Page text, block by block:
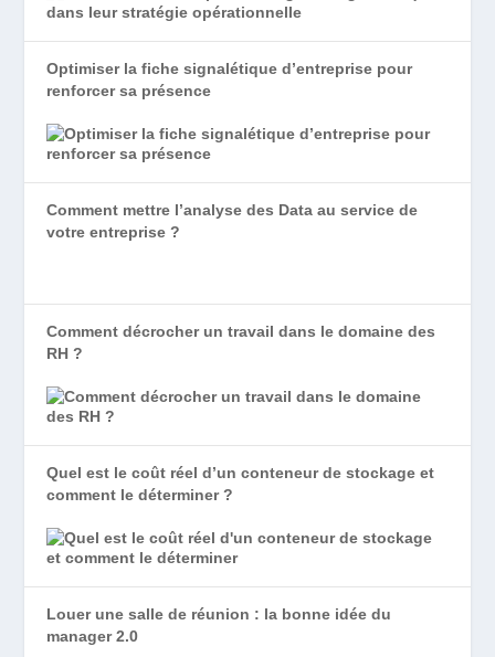
Optimiser la fiche signalétique d’entreprise pour
renforcer sa présence
Comment mettre l’analyse des Data au service de
votre entreprise ?
Comment décrocher un travail dans le domaine des
RH ?
Quel est le coût réel d’un conteneur de stockage et
comment le déterminer ?
Louer une salle de réunion : la bonne idée du
manager 2.0